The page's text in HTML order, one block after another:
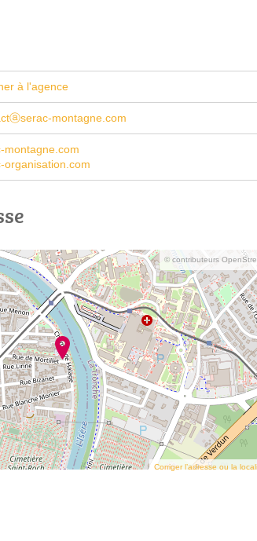
à l'agence
montagne.com
montagne.com
organisation.com
© contributeurs
Corriger l’adresse ou la